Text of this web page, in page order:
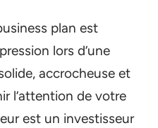
plan est
lors d’une
accrocheuse et
l’attention de votre
est un investisseur